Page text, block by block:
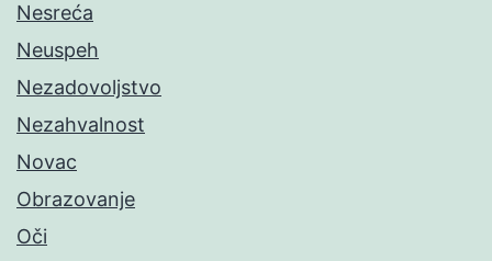
Nesreća
Neuspeh
Nezadovoljstvo
Nezahvalnost
Novac
Obrazovanje
Oči